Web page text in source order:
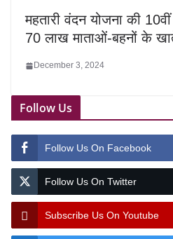
महतारी वंदन योजना की
70 लाख माताओं-बहनों के
December 3, 2024
Follow Us
Follow Us On Facebook
Follow Us On Twitter
Subscribe Us On Youtube